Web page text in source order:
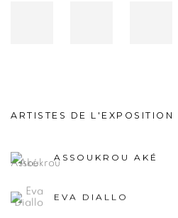
ARTISTES DE L'EXPOSITION
ASSOUKROU AKÉ
EVA DIALLO